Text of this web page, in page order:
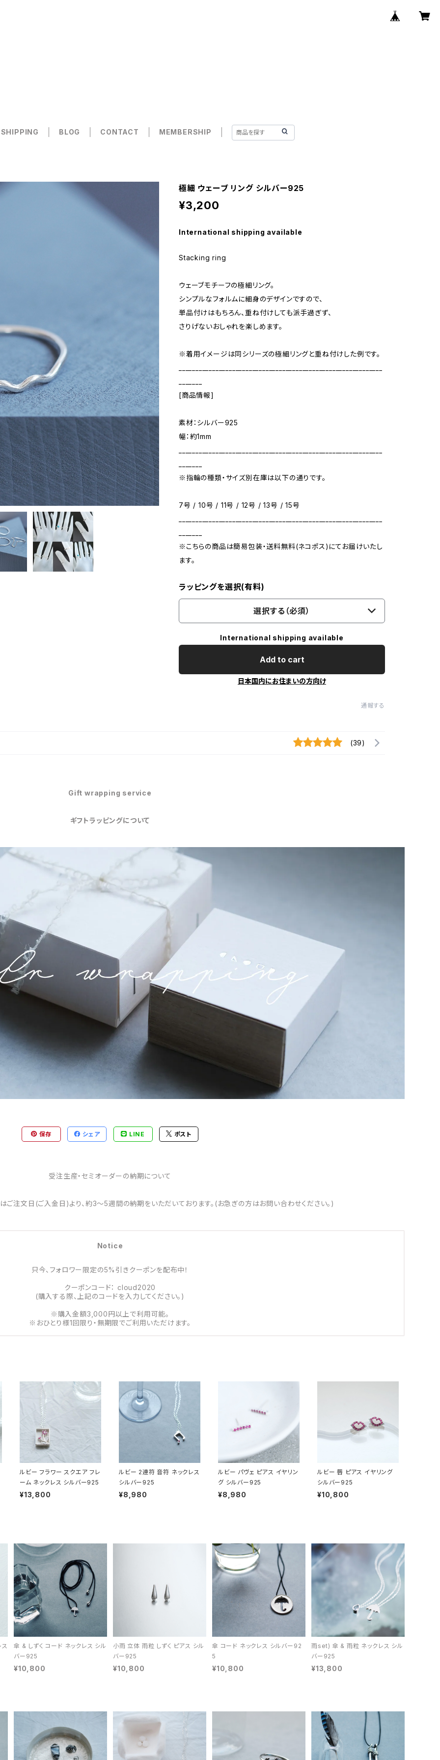
SHIPPING BLOG CONTACT MEMBERSHIP
極細 ウェーブ リング シルバー925
¥3,200
International shipping available
Stacking ring
ウェーブモチーフの極細リング。
シンプルなフォルムに細身のデザインですので、
単品付けはもちろん、重ね付けしても派手過ぎず、
さりげないおしゃれを楽しめます。
※着用イメージは同シリーズの極細リングと重ね付けした例です。
[商品情報]
素材：シルバー925
幅：約1mm
※指輪の種類・サイズ別在庫は以下の通りです。
7号 / 10号 / 11号 / 12号 / 13号 / 15号
※こちらの商品は簡易包装・送料無料(ネコポス)にてお届けいたし
ます。
ラッピングを選択(有料)
選択する（必須）
International shipping available
Add to cart
日本国内にお住まいの方向け
通報する
(39)
Gift wrapping service
ギフトラッピングについて
保存 シェア LINE ポスト
受注生産・セミオーダーの納期について
ご注文日(ご入金日)より、約3～5週間の納期をいただいております。(お急ぎの方はお問い合わせください。)
Notice
只今、フォロワー限定の5%引きクーポンを配布中！
クーポンコード： cloud2020
(購入する際、上記のコードを入力してください。)
※購入金額3,000円以上で利用可能。
※おひとり様1回限り・無期限でご利用いただけます。
ルビー フラワー スクエア フレ
ーム ネックレス シルバー925
¥13,800
ルビー 2連符 音符 ネックレス
シルバー925
¥8,980
ルビー パヴェ ピアス イヤリン
グ シルバー925
¥8,980
ルビー 唇 ピアス イヤリング
シルバー925
¥10,800
傘 & しずく コード ネックレス シル
バー925
¥10,800
小雨 立体 雨粒 しずく ピアス シル
バー925
¥10,800
傘 コード ネックレス シルバー92
5
¥10,800
雨set) 傘 & 雨粒 ネックレス シル
バー925
¥13,800